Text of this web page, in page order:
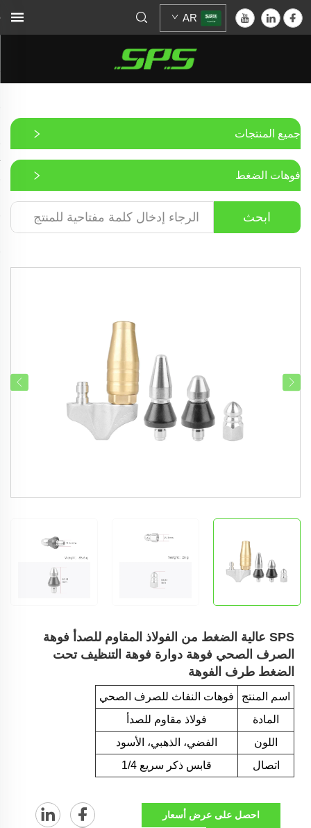
AR
جميع المنتجات
فوهات الضغط
ابحث
SPS عالية الضغط من الفولاذ المقاوم للصدأ فوهة
الصرف الصحي فوهة دوارة فوهة التنظيف تحت
الضغط طرف الفوهة
اسم المنتج
فوهات النفاث للصرف الصحي
المادة
فولاذ مقاوم للصدأ
اللون
الفضي، الذهبي، الأسود
اتصال
قابس ذكر سريع 1/4
احصل على عرض أسعار